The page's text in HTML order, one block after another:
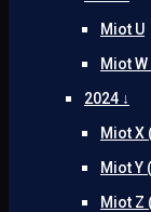
Miot U
Miot W
2024 ↓
Miot X
Miot Y
Miot Z